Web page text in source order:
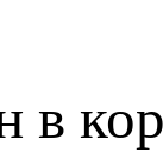
в